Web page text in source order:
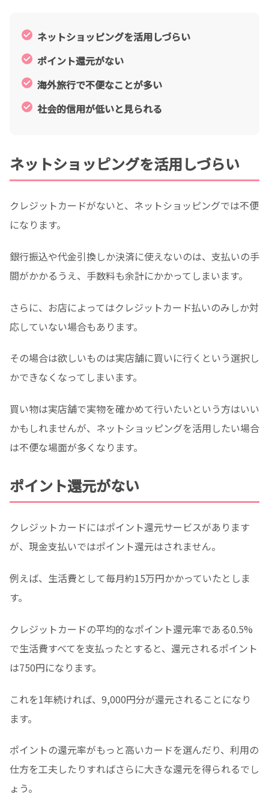
ネットショッピングを活用しづらい
ポイント還元がない
海外旅行で不便なことが多い
社会的信用が低いと見られる
ネットショッピングを活用しづらい
クレジットカードがないと、ネットショッピングでは不便
になります。
銀行振込や代金引換しか決済に使えないのは、支払いの手
間がかかるうえ、手数料も余計にかかってしまいます。
さらに、お店によってはクレジットカード払いのみしか対
応していない場合もあります。
その場合は欲しいものは実店舗に買いに行くという選択し
かできなくなってしまいます。
買い物は実店舗で実物を確かめて行いたいという方はいい
かもしれませんが、ネットショッピングを活用したい場合
は不便な場面が多くなります。
ポイント還元がない
クレジットカードにはポイント還元サービスがあります
が、現金支払いではポイント還元はされません。
例えば、生活費として毎月約15万円かかっていたとしま
す。
クレジットカードの平均的なポイント還元率である0.5%
で生活費すべてを支払ったとすると、還元されるポイント
は750円になります。
これを1年続ければ、9,000円分が還元されることになり
ます。
ポイントの還元率がもっと高いカードを選んだり、利用の
仕方を工夫したりすればさらに大きな還元を得られるでし
ょう。